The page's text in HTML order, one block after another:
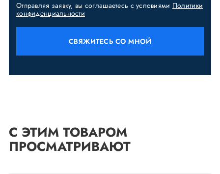
Отправляя заявку, вы соглашаетесь с условиями Политики
конфиденциальности
СВЯЖИТЕСЬ СО МНОЙ
С ЭТИМ ТОВАРОМ
ПРОСМАТРИВАЮТ